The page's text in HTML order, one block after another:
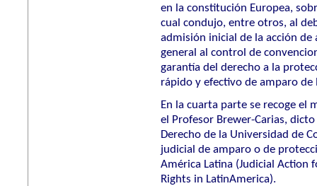
en la constitución Europea,
cual condujo, entre otros, al
admisión inicial de la acción de
general al control de
garantía del derecho a la
rápido y efectivo de amparo de
En la cuarta parte se recoge el
el Profesor Brewer-Carias,
Derecho de la Universidad de
judicial de amparo o de
América Latina (Judicial
Rights in LatinAmerica).